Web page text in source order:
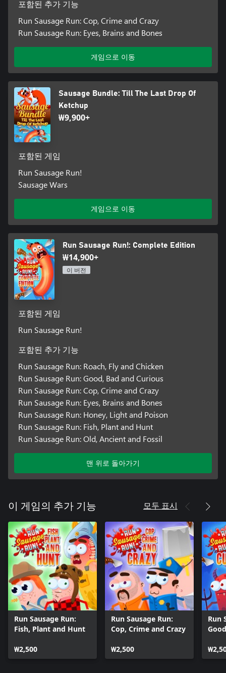
포함된 추가 기능
Run Sausage Run: Cop, Crime and Crazy
Run Sausage Run: Eyes, Brains and Bones
게임으로 이동
Sausage Bundle: Till The Last Drop Of
Ketchup
₩9,900+
포함된 게임
Run Sausage Run!
Sausage Wars
게임으로 이동
Run Sausage Run!: Complete Edition
₩14,900+
이 버전
포함된 게임
Run Sausage Run!
포함된 추가 기능
Run Sausage Run: Roach, Fly and Chicken
Run Sausage Run: Good, Bad and Curious
Run Sausage Run: Cop, Crime and Crazy
Run Sausage Run: Eyes, Brains and Bones
Run Sausage Run: Honey, Light and Poison
Run Sausage Run: Fish, Plant and Hunt
Run Sausage Run: Old, Ancient and Fossil
맨 위로 돌아가기
이 게임의 추가 기능 모두 표시
Run Sausage Run:
Fish, Plant and Hunt
₩2,500
Run Sausage Run:
Cop, Crime and Crazy
₩2,500
Run